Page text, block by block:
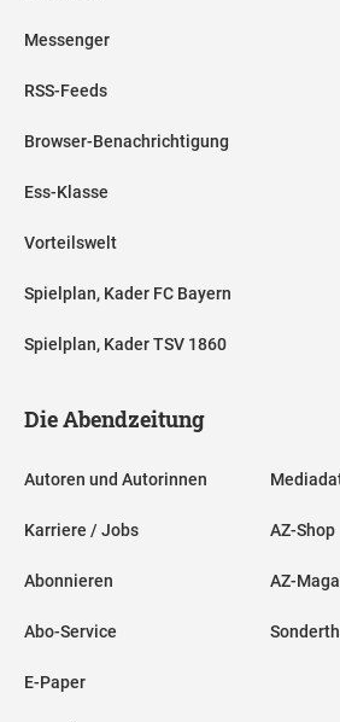
Messenger
RSS-Feeds
Browser-Benachrichtigung
Ess-Klasse
Vorteilswelt
Spielplan, Kader FC Bayern
Spielplan, Kader TSV 1860
Die Abendzeitung
Autoren und Autorinnen
Karriere / Jobs
Abonnieren
Abo-Service
E-Paper
AZ-Shop
AZ-